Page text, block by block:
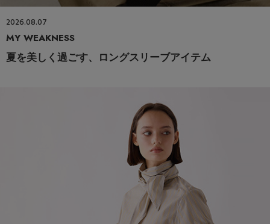
2026.08.07
MY WEAKNESS
夏を美しく過ごす、ロングスリーブアイテム